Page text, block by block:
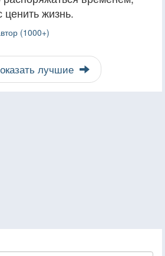
ценить жизнь.
(1000+)
лучшие